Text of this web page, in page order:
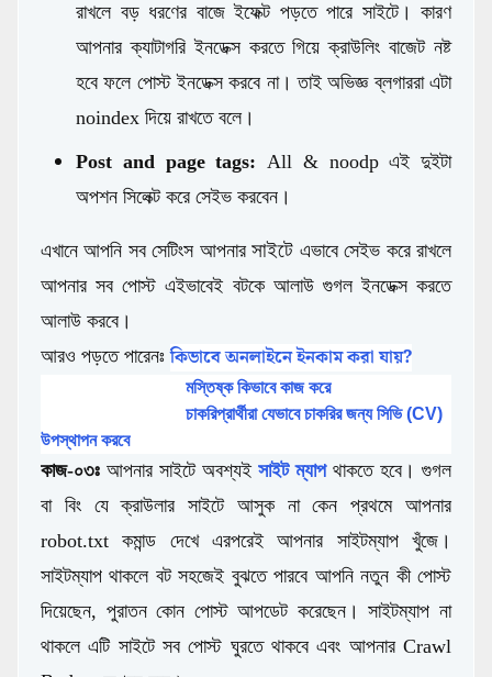
রাখলে বড় ধরণের বাজে ইফেক্ট পড়তে পারে সাইটে। কারণ
আপনার ক্যাটাগরি ইনডেক্স করতে গিয়ে ক্রাউলিং বাজেট নষ্ট
হবে ফলে পোস্ট ইনডেক্স করবে না। তাই অভিজ্ঞ ব্লগাররা এটা
noindex দিয়ে রাখতে বলে।
Post and page tags: All & noodp এই দুইটা
অপশন সিলেক্ট করে সেইভ করবেন।
এখানে আপনি সব সেটিংস আপনারসাইটে এভাবে সেইভ করে রাখলে
আপনার সব পোস্ট এইভাবেই বটকে আলাউ গুগল ইনডেক্স করতে
আলাউ করবে।
আরও পড়তে পারেনঃকিভাবে অনলাইনে ইনকাম করা যায়?
মস্তিষ্ক কিভাবে কাজ করে
চাকরিপ্রার্থীরা যেভাবে চাকরির জন্য সিভি (CV)
উপস্থাপন করবে
কাজ-০৩ঃ আপনার সাইটে অবশ্যই সাইট ম্যাপথাকতে হবে। গুগল
বা বিং যে ক্রাউলার সাইটে আসুক না কেন প্রথমে আপনার
robot.txt কমান্ড দেখে এরপরেই আপনার সাইটম্যাপ খুঁজে।
সাইটম্যাপ থাকলে বট সহজেই বুঝতে পারবে আপনি নতুন কী পোস্ট
দিয়েছেন, পুরাতন কোন পোস্ট আপডেট করেছেন। সাইটম্যাপ না
থাকলে এটি সাইটে সব পোস্ট ঘুরতে থাকবে এবং আপনার Crawl